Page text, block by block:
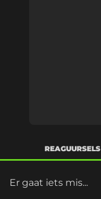
REAGUURSELS
Er gaat iets mis...